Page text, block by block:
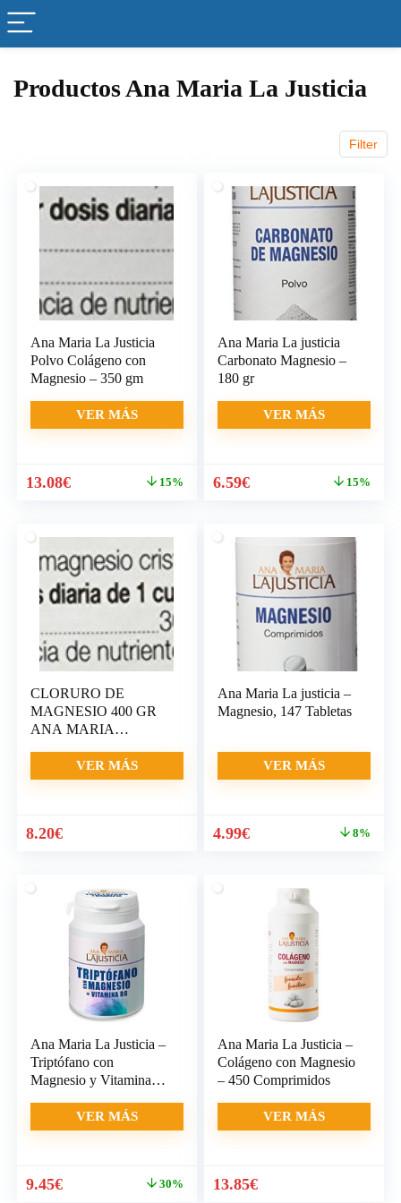
Productos Ana Maria La Justicia
Filter
Ana Maria La Justicia
Polvo Colágeno con
Magnesio – 350 gm
VER MÁS
El
era:
15.40€.
13.08€El
es:
13.08€.
15%
Ana Maria La justicia
Carbonato Magnesio –
180 gr
VER MÁS
El
era:
6.59€El
6.59€.
15%
CLORURO DE
MAGNESIO 400 GR
ANA MARIA
VER MÁS
8.20€
Ana Maria La justicia –
Magnesio, 147 Tabletas
VER MÁS
El
era:
4.99€El
4.99€.
8%
Ana Maria La Justicia –
Triptófano con
Magnesio y Vitamina
VER MÁS
El
9.45€El
30%
Ana Maria La Justicia –
Colágeno con Magnesio
– 450 Comprimidos
VER MÁS
13.85€